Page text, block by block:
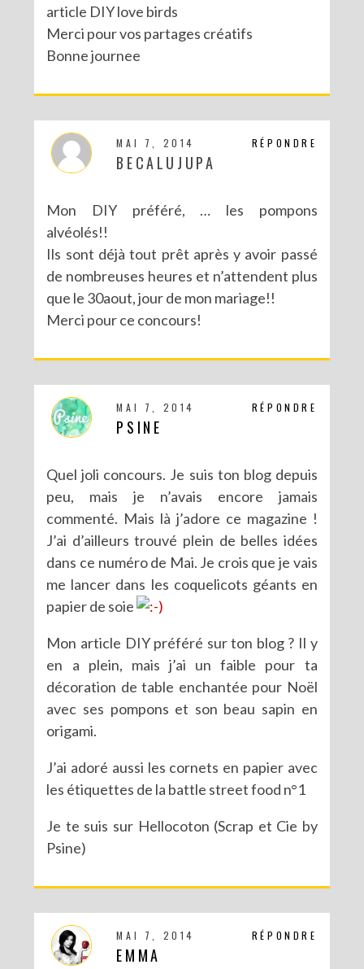
article DIY love birds
Merci pour vos partages créatifs
Bonne journee
RÉPONDRE
MAI 7, 2014
BECALUJUPA
Mon DIY préféré, … les pompons
alvéolés!!
Ils sont déjà tout prêt après y avoir passé
de nombreuses heures et n’attendent plus
que le 30aout, jour de mon mariage!!
Merci pour ce concours!
RÉPONDRE
MAI 7, 2014
PSINE
Quel joli concours. Je suis ton blog depuis
peu, mais je n’avais encore jamais
commenté. Mais là j’adore ce magazine !
J’ai d’ailleurs trouvé plein de belles idées
dans ce numéro de Mai. Je crois que je vais
me lancer dans les coquelicots géants en
papier de soie
Mon article DIY préféré sur ton blog ? Il y
en a plein, mais j’ai un faible pour ta
décoration de table enchantée pour Noël
avec ses pompons et son beau sapin en
origami.
J’ai adoré aussi les cornets en papier avec
les étiquettes de la battle street food n°1
Je te suis sur Hellocoton (Scrap et Cie by
Psine)
RÉPONDRE
MAI 7, 2014
EMMA